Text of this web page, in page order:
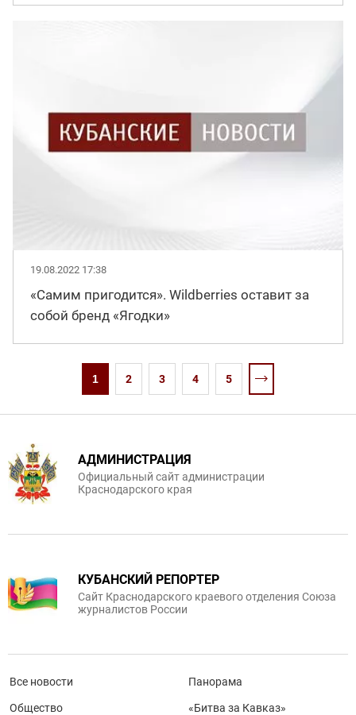
19.08.2022 17:38
«Самим пригодится». Wildberries оставит за
собой бренд «Ягодки»
1 2 3 4 5
АДМИНИСТРАЦИЯ
Официальный сайт администрации
Краснодарского края
КУБАНСКИЙ РЕПОРТЕР
Сайт Краснодарского краевого отделения Союза
журналистов России
Все новости
Общество
Панорама
«Битва за Кавказ»